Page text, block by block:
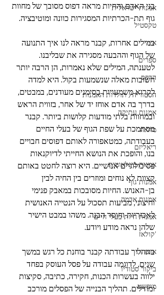
אמנות ישראלית
טקסטיל
איור
ספרים
הדפס
הסטוריה/ תולדות האמנות
אמנות עתיקה
מחאה
ריאליזם
אמנות בינלאומית
אמנות גוף
אמנות אדמה
אמנות חיות בעלי חיים
'קולאז
אוצרות
ביקור סטודיו
מופשט
בני האדם והחיות מראה דפוס מסובך של מחוות
גוף תת-הכרתיות המסגירות כוונה ומוטיבציה.
במילים אחרות, קבנר מראה לנו איך התנועה
של הגוף וההבעה מסגירה את שבליבנו.
לטענתה, המילים שלא נאמרות, הן הרבה יותר
חשובות מאלה שנשמעות בקול. היא למדה
לקרוא משמעויות בסימנים מעודנים, במבטים,
בדרך בה אדם אוחז יד של אחר, בזווית הראש
ובמחוות בלתי מודעות קלושות ביותר. קבנר
מסתמכת על שפת הגוף של בעלי החיים
בעבודתה, כמטאפורה לאותם דפוסים חבויים
בנו, והופכת את הנושא החייתי לדיוקנאות
פסיכולוגיים אנושיים. היא רוצה לחטט באותם
קצוות לא נוחים ומוזרים בין החיה לבין
בן-האנוש. החיות מסובכות במאבק פנימי
וחיצוני, מביעות תסכול על הנטייה האנושית
לאכזריות וחוסר הבנה. משהו במבט הישיר
שלהן נראה מודע ויודע.
בתהליך עבודתה קבנר בוחנת כל רגש במשך
שנים, לדוגמה עבודה על פסל העוסק בפחד
ילווה בעשרות הכנות, חקירה, כתיבה, סקיצות
ומודלים. תהליך הבנייה של הפסלים מורכב